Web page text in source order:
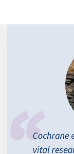
Cochrane
vital